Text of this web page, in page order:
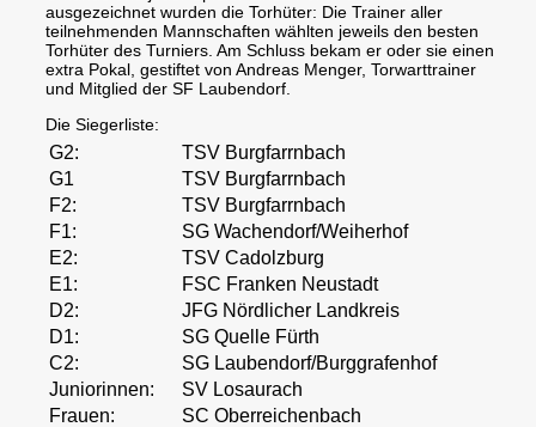
ausgezeichnet wurden die Torhüter: Die Trainer aller
teilnehmenden Mannschaften wählten jeweils den besten
Torhüter des Turniers. Am Schluss bekam er oder sie einen
extra Pokal, gestiftet von Andreas Menger, Torwarttrainer
und Mitglied der SF Laubendorf.
Die Siegerliste:
G2:
TSV Burgfarrnbach
G1
TSV Burgfarrnbach
F2:
TSV Burgfarrnbach
F1:
SG Wachendorf/Weiherhof
E2:
TSV Cadolzburg
E1:
FSC Franken Neustadt
D2:
JFG Nördlicher Landkreis
D1:
SG Quelle Fürth
C2:
SG Laubendorf/Burggrafenhof
Juniorinnen:
SV Losaurach
Frauen:
SC Oberreichenbach